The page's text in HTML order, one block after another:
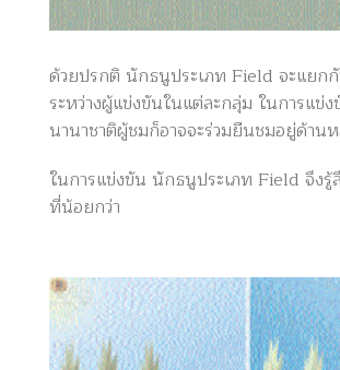
ด้วยปรกติ นักธนูประเภท Field จะแยก
ระหว่างผู้แข่งขันในแต่ละกลุ่ม ในการแข่
นานาชาติผู้ชมก็อาจจะร่วมยืนชมอยู่ด้าน
ในการแข่งขัน นักธนูประเภท Field จึง
ที่น้อยกว่า